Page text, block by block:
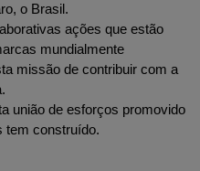
o Brasil.
ações que estão
mundialmente
missão de contribuir com a
união de esforços promovido
tem construído.